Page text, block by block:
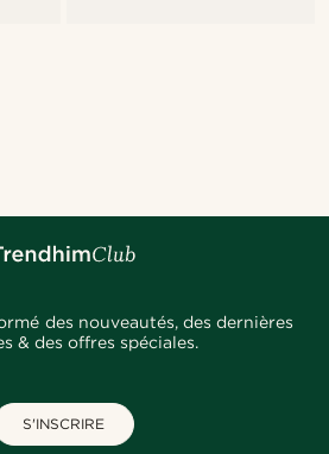
des nouveautés, des dernières
& des offres spéciales.
S'INSCRIRE